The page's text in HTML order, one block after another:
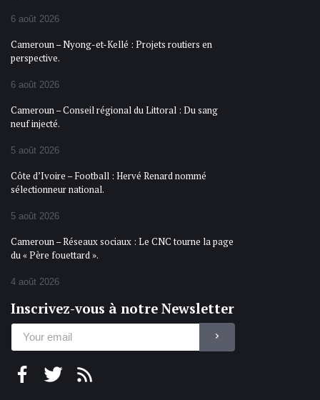
6 août 2026
Cameroun – Nyong-et-Kellé : Projets routiers en
perspective.
6 août 2026
Cameroun – Conseil régional du Littoral : Du sang
neuf injecté.
5 août 2026
Côte d’Ivoire – Football : Hervé Renard nommé
sélectionneur national.
5 août 2026
Cameroun – Réseaux sociaux : Le CNC tourne la page
du « Père fouettard ».
4 août 2026
Inscrivez-vous à notre Newsletter